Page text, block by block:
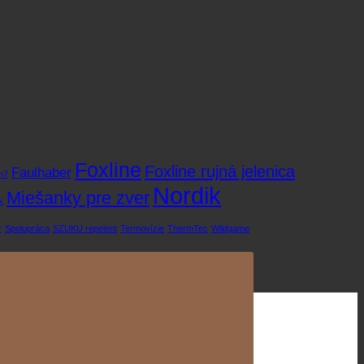
Faulhaber Foxline Foxline rujná jelenica
Miešanky pre zver Nordik
Spolupráca SZUKU repelent Termovízie ThermTec Wildgame